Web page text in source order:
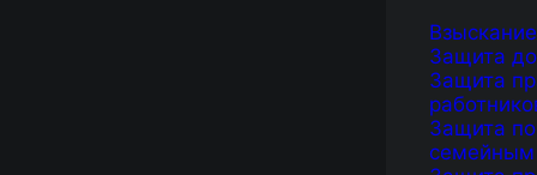
Защита
Защита
Защита по